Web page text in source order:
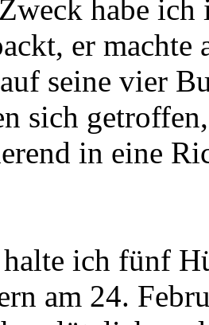
habe
er machte
seine vier
sich
in eine
ich fünf
am 24.